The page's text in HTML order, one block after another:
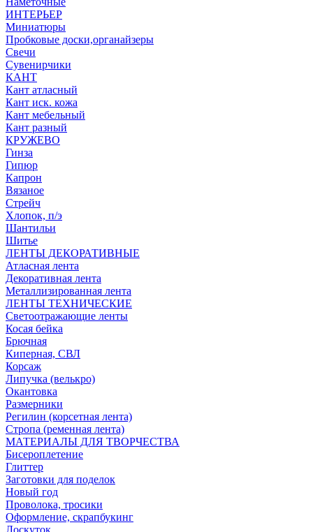
ИНТЕРЬЕР
Миниатюры
Пробковые доски,органайзеры
Свечи
Сувенирчики
КАНТ
Кант атласный
Кант иск. кожа
Кант мебельный
Кант разный
КРУЖЕВО
Гинза
Гипюр
Капрон
Вязаное
Стрейч
Хлопок, п/э
Шантильи
Шитье
ЛЕНТЫ ДЕКОРАТИВНЫЕ
Атласная лента
Декоративная лента
Металлизированная лента
ЛЕНТЫ ТЕХНИЧЕСКИЕ
Светоотражающие ленты
Косая бейка
Брючная
Киперная, СВЛ
Корсаж
Липучка (велькро)
Окантовка
Размерники
Регилин (корсетная лента)
Стропа (ременная лента)
МАТЕРИАЛЫ ДЛЯ ТВОРЧЕСТВА
Бисероплетение
Глиттер
Заготовки для поделок
Новый год
Проволока, тросики
Оформление, скрапбукинг
Лоскуток